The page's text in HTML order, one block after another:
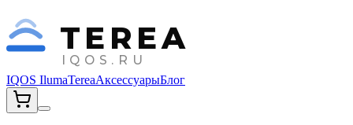
TEREA
IQOS.RU
IQOS IlumaTereaАксессуарыБлог